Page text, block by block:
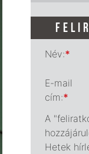
Név:*
E-mail
cím:*
A
Hetek